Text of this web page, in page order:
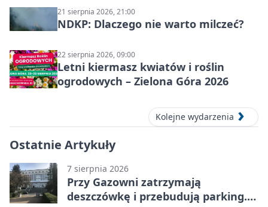
21 sierpnia 2026, 21:00
NDKP: Dlaczego nie warto milczeć?
22 sierpnia 2026, 09:00
Letni kiermasz kwiatów i roślin
ogrodowych – Zielona Góra 2026
Kolejne wydarzenia
Ostatnie Artykuły
7 sierpnia 2026
Przy Gazowni zatrzymają
deszczówkę i przebudują parking.